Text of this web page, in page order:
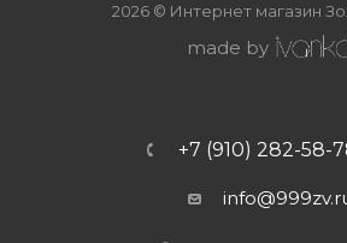
2026 © Интернет магазин
made by
+7 (910) 282-58-